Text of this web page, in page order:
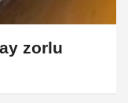
zorlu